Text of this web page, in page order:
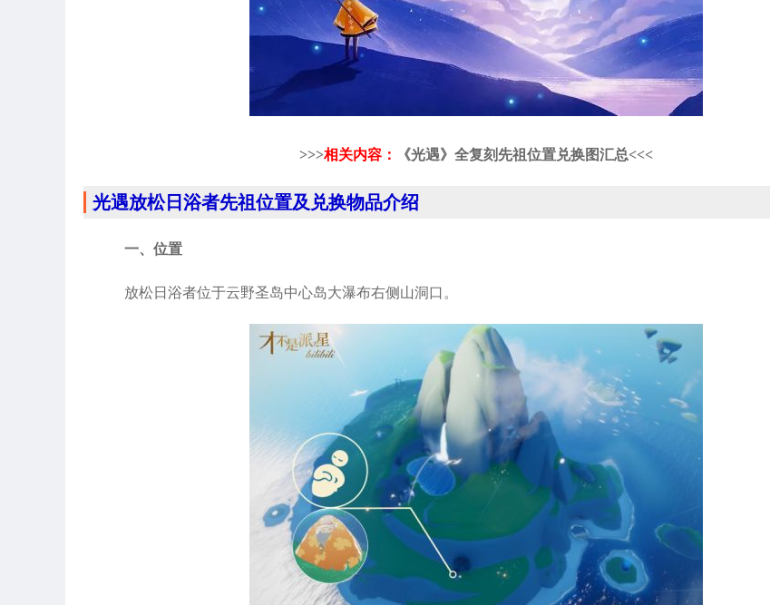
>>>相关内容： 《光遇》全复刻先祖位置兑换图汇总<<<
光遇放松日浴者先祖位置及兑换物品介绍
一、位置
放松日浴者位于云野圣岛中心岛大瀑布右侧山洞口。